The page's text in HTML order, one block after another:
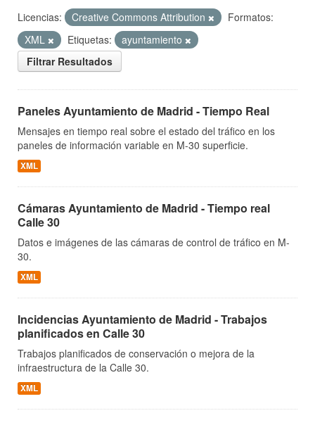
Licencias: Creative Commons Attribution
Formatos:
XML
Etiquetas:
ayuntamiento
Filtrar Resultados
Paneles Ayuntamiento de Madrid - Tiempo Real
Mensajes en tiempo real sobre el estado del tráfico en los
paneles de información variable en M-30 superficie.
XML
Cámaras Ayuntamiento de Madrid - Tiempo real
Calle 30
Datos e imágenes de las cámaras de control de tráfico en M-
30.
XML
Incidencias Ayuntamiento de Madrid - Trabajos
planificados en Calle 30
Trabajos planificados de conservación o mejora de la
infraestructura de la Calle 30.
XML